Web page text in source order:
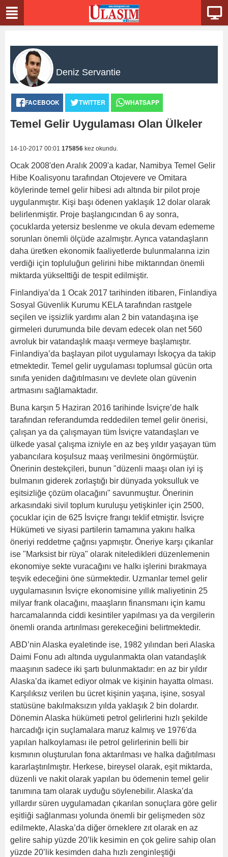
Deniz Servantie
FACEBOOK TWITTER WHATSAPP
Temel Gelir Uygulaması Olan Ülkeler
14-10-2017 00:01 175856 kez okundu.
Ocak 2008'den Aralık 2009'a kadar, Namibya Temel Gelir
Hibe Koalisyonu tarafından Otojevere ve Omitara
köylerinde temel gelir hibesi adı altında bir pilot proje
uygulanmıştır. Kişi başı ödenen yaklaşık 12 dolar olarak
belirlenmiştir. Proje başlangıcından 6 ay sonra,
çocuklarda yetersiz beslenme ve okula devam edememe
sorunları önemli ölçüde azalmıştır. Ayrıca vatandaşların
daha üretken ekonomik faaliyetlerde bulunmalarına izin
verdiği için topluluğun gelirini hibe miktarından önemli
miktarda yükselttiği de tespit edilmiştir.
Finlandiya’da 1 Ocak 2017 tarihinden itibaren, Finlandiya
Sosyal Güvenlik Kurumu KELA tarafından rastgele
seçilen ve işsizlik yardımı alan 2 bin vatandaşına işe
girmeleri durumunda bile devam edecek olan net 560
avroluk bir vatandaşlık maaşı vermeye başlamıştır.
Finlandiya’da başlayan pilot uygulamayı İskoçya da takip
etmektedir. Temel gelir uygulaması toplumsal gücün orta
sınıfa yeniden dağıtılmasını ve devlete olan güvenin
artmasını sağlamaktadır.
Buna karşın 5 Haziran 2016 tarihinde İsviçre’de halk
tarafından referandumda reddedilen temel gelir önerisi,
çalışan ya da çalışmayan tüm İsviçre vatandaşları ve
ülkede yasal çalışma izniyle en az beş yıldır yaşayan tüm
yabancılara koşulsuz maaş verilmesini öngörmüştür.
Önerinin destekçileri, bunun "düzenli maaşı olan iyi iş
bulmanın giderek zorlaştığı bir dünyada yoksulluk ve
eşitsizliğe çözüm olacağını" savunmuştur. Önerinin
arkasındaki sivil toplum kuruluşu yetişkinler için 2500,
çocuklar için de 625 İsviçre frangı teklif etmiştir. İsviçre
Hükümeti ve siyasi partilerin tamamına yakını halka
öneriyi reddetme çağrısı yapmıştır. Öneriye karşı çıkanlar
ise "Marksist bir rüya" olarak niteledikleri düzenlemenin
ekonomiye sekte vuracağını ve halkı işlerini bırakmaya
teşvik edeceğini öne sürmektedir. Uzmanlar temel gelir
uygulamasının İsviçre ekonomisine yıllık maliyetinin 25
milyar frank olacağını, maaşların finansmanı için kamu
harcamalarında ciddi kesintiler yapılması ya da vergilerin
önemli oranda artırılması gerekeceğini belirtmektedir.
ABD’nin Alaska eyaletinde ise, 1982 yılından beri Alaska
Daimi Fonu adı altında uygulanmakta olan vatandaşlık
maaşının sadece iki şartı bulunmaktadır: en az bir yıldır
Alaska’da ikamet ediyor olmak ve kişinin hayatta olması.
Karşılıksız verilen bu ücret kişinin yaşına, işine, sosyal
statüsüne bakılmaksızın yılda yaklaşık 2 bin dolardır.
Dönemin Alaska hükümeti petrol gelirlerini hızlı şekilde
harcadığı için suçlamalara maruz kalmış ve 1976'da
yapılan halkoylaması ile petrol gelirlerinin belli bir
kısmının oluşturulan fona aktarılması ve halka dağıtılması
kararlaştırılmıştır. Herkese, bireysel olarak, eşit miktarda,
düzenli ve nakit olarak yapılan bu ödemenin temel gelir
tanımına tam olarak uyduğu söylenebilir. Alaska’da
yıllardır süren uygulamadan çıkarılan sonuçlara göre gelir
eşitliği sağlanması yolunda önemli bir gelişmeden söz
edilmekte, Alaska’da diğer örneklere zıt olarak en az
gelire sahip yüzde 20’lik kesimin en çok gelire sahip olan
yüzde 20’lik kesimden daha hızlı zenginleştiği